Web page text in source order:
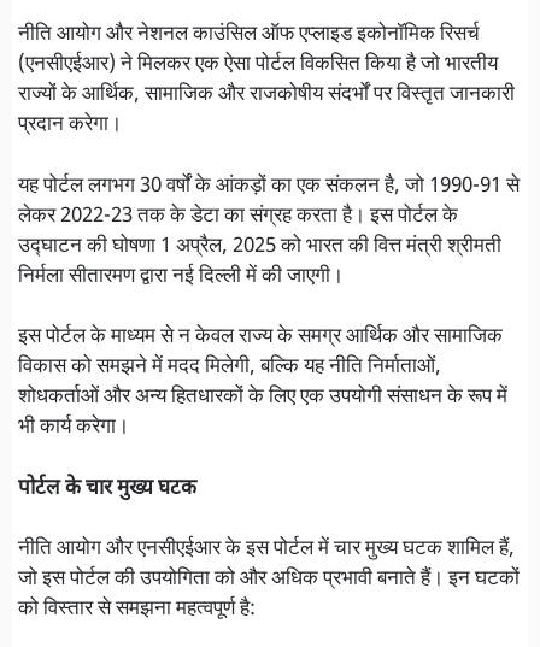
नीति आयोग और नेशनल काउंसिल ऑफ एप्लाइड इकोनॉमिक रिसर्च
(एनसीएईआर) ने मिलकर एक ऐसा पोर्टल विकसित किया है जो भारतीय
राज्यों के आर्थिक, सामाजिक और राजकोषीय संदर्भों पर विस्तृत जानकारी
प्रदान करेगा।
यह पोर्टल लगभग 30 वर्षों के आंकड़ों का एक संकलन है, जो 1990-91 से
लेकर 2022-23 तक के डेटा का संग्रह करता है। इस पोर्टल के
उद्घाटन की घोषणा 1 अप्रैल, 2025 को भारत की वित्त मंत्री श्रीमती
निर्मला सीतारमण द्वारा नई दिल्ली में की जाएगी।
इस पोर्टल के माध्यम से न केवल राज्य के समग्र आर्थिक और सामाजिक
विकास को समझने में मदद मिलेगी, बल्कि यह नीति निर्माताओं,
शोधकर्ताओं और अन्य हितधारकों के लिए एक उपयोगी संसाधन के रूप में
भी कार्य करेगा।
पोर्टल के चार मुख्य घटक
नीति आयोग और एनसीएईआर के इस पोर्टल में चार मुख्य घटक शामिल हैं,
जो इस पोर्टल की उपयोगिता को और अधिक प्रभावी बनाते हैं। इन घटकों
को विस्तार से समझना महत्वपूर्ण है: